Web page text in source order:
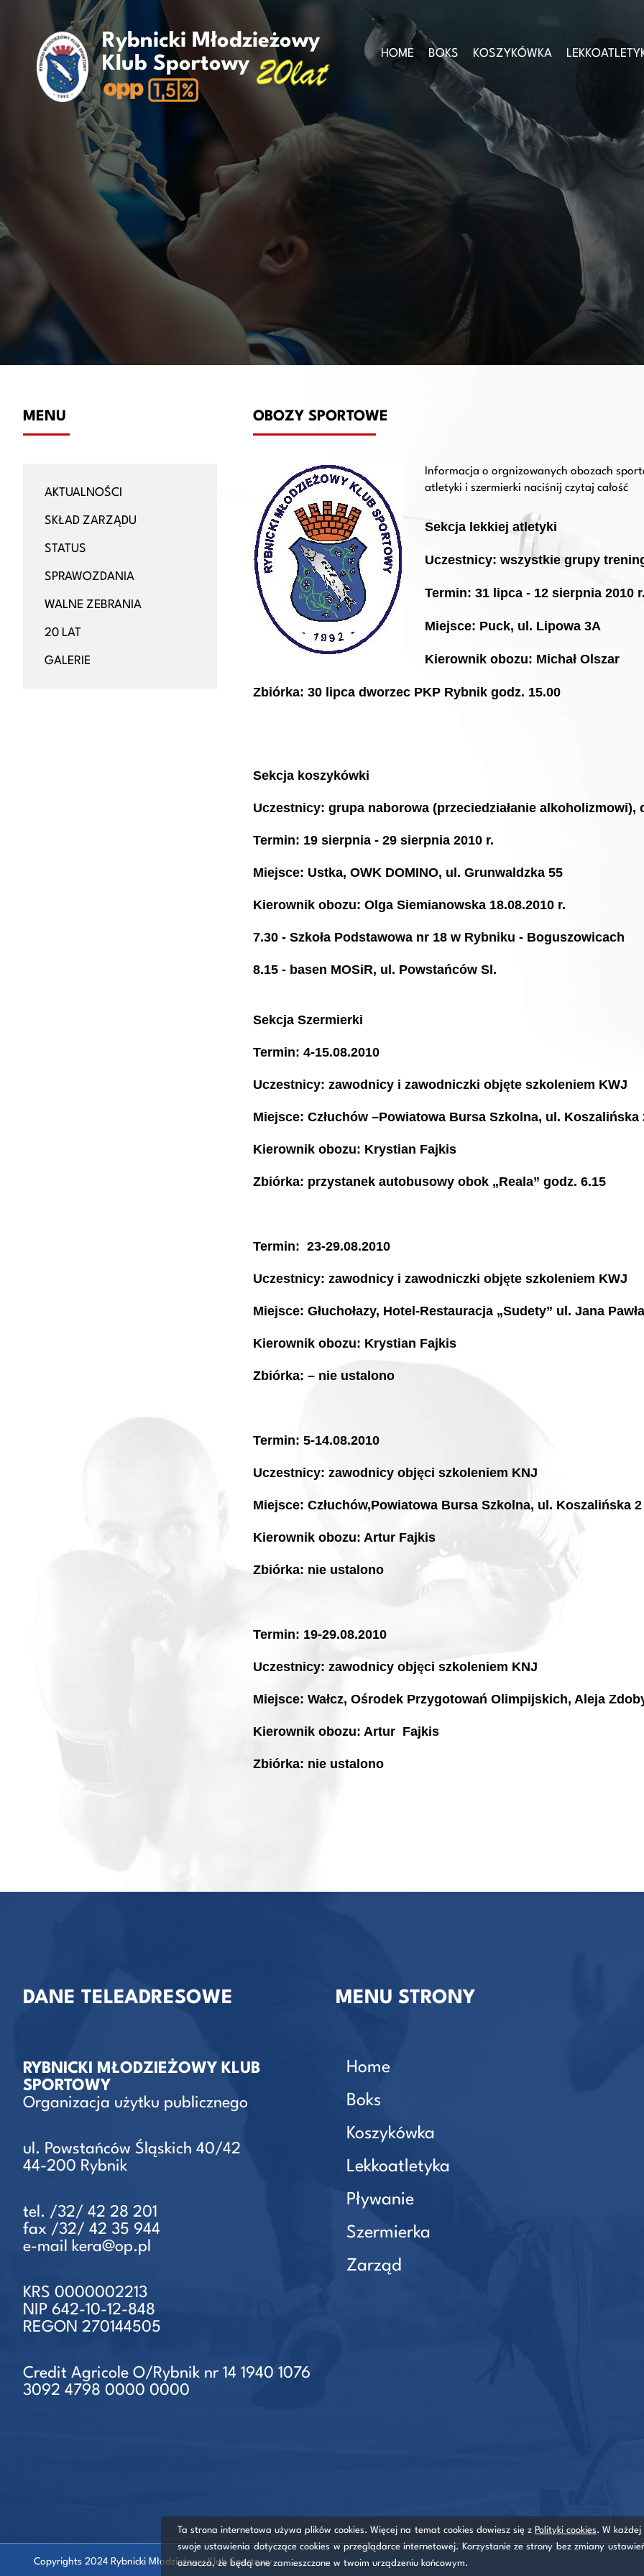
Rybnicki Młodzieżowy
Klub Sportowy
HOME BOKS KOSZYKÓWKA
MENU
AKTUALNOŚCI
SKŁAD ZARZĄDU
STATUS
SPRAWOZDANIA
WALNE ZEBRANIA
20 LAT
GALERIE
OBOZY SPORTOWE
Informacja o orgnizowanych obozach
atletyki i szermierki naciśnij czytaj całość
Sekcja lekkiej atletyki
Uczestnicy: wszystkie grupy
Termin: 31 lipca - 12 sierpnia 2010
Miejsce: Puck, ul. Lipowa 3A
Kierownik obozu: Michał Olszar
Zbiórka: 30 lipca dworzec PKP Rybnik godz. 15.00
Sekcja koszykówki
Uczestnicy: grupa naborowa (przeciedziałanie alkoholizmowi),
Termin: 19 sierpnia - 29 sierpnia 2010 r.
Miejsce: Ustka, OWK DOMINO, ul. Grunwaldzka 55
Kierownik obozu: Olga Siemianowska 18.08.2010 r.
7.30 - Szkoła Podstawowa nr 18 w Rybniku - Boguszowicach
8.15 - basen MOSiR, ul. Powstańców Sl.
Sekcja Szermierki
Termin: 4-15.08.2010
Uczestnicy: zawodnicy i zawodniczki objęte szkoleniem KWJ
Miejsce: Człuchów –Powiatowa Bursa Szkolna, ul. Koszalińska
Kierownik obozu: Krystian Fajkis
Zbiórka: przystanek autobusowy obok „Reala” godz. 6.15
Termin: 23-29.08.2010
Uczestnicy: zawodnicy i zawodniczki objęte szkoleniem KWJ
Miejsce: Głuchołazy, Hotel-Restauracja „Sudety” ul. Jana
Kierownik obozu: Krystian Fajkis
Zbiórka: – nie ustalono
Termin: 5-14.08.2010
Uczestnicy: zawodnicy objęci szkoleniem KNJ
Miejsce: Człuchów,Powiatowa Bursa Szkolna, ul. Koszalińska 2
Kierownik obozu: Artur Fajkis
Zbiórka: nie ustalono
Termin: 19-29.08.2010
Uczestnicy: zawodnicy objęci szkoleniem KNJ
Miejsce: Wałcz, Ośrodek Przygotowań Olimpijskich, Aleja
Kierownik obozu: Artur Fajkis
Zbiórka: nie ustalono
DANE TELEADRESOWE
RYBNICKI MŁODZIEŻOWY KLUB
SPORTOWY
Organizacja użytku publicznego
ul. Powstańców Śląskich 40/42
44-200 Rybnik
tel. /32/ 42 28 201
fax /32/ 42 35 944
e-mail kera@op.pl
KRS 0000002213
NIP 642-10-12-848
REGON 270144505
Credit Agricole O/Rybnik nr 14 1940 1076
3092 4798 0000 0000
MENU STRONY
Home
Boks
Koszykówka
Lekkoatletyka
Pływanie
Szermierka
Zarząd
Copyrights 2024 Rybnicki Młodzieżowy Klub Sportowy
Ta strona internetowa używa plików cookies. Więcej na temat cookies dowiesz się z Polityki cookies. W każdej
swoje ustawienia dotyczące cookies w przeglądarce internetowej. Korzystanie ze strony bez zmiany
oznacza, że będą one zamieszczone w twoim urządzeniu końcowym.